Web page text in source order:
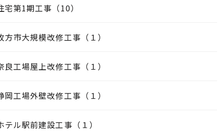
宅第1期工事（10）
方市大規模改修工事（１）
良工場屋上改修工事（１）
岡工場外壁改修工事（１）
テル駅前建設工事（１）